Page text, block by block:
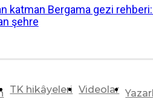
katman Bergama gezi
şehre
TK hikâyeleri Videolar